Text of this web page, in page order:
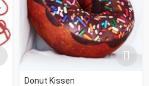
Donut Kissen